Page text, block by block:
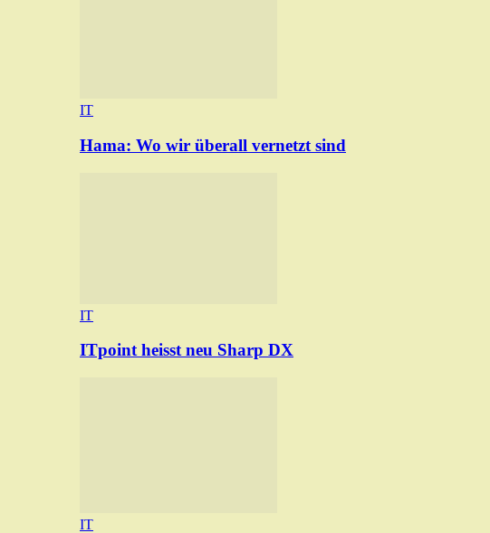
IT
Hama: Wo wir überall vernetzt sind
IT
ITpoint heisst neu Sharp DX
IT